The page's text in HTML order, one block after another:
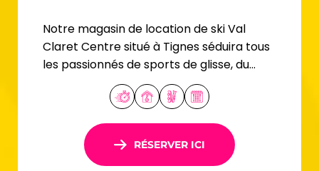
Notre magasin de location de ski Val
Claret Centre situé à Tignes séduira tous
les passionnés de sports de glisse, du
skieur débutant à l'expert.
RÉSERVER ICI